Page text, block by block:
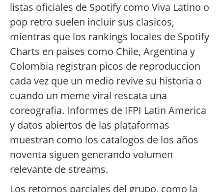
listas oficiales de Spotify como Viva Latino o
pop retro suelen incluir sus clasicos,
mientras que los rankings locales de Spotify
Charts en paises como Chile, Argentina y
Colombia registran picos de reproduccion
cada vez que un medio revive su historia o
cuando un meme viral rescata una
coreografia. Informes de IFPI Latin America
y datos abiertos de las plataformas
muestran como los catalogos de los años
noventa siguen generando volumen
relevante de streams.
Los retornos parciales del grupo, como la